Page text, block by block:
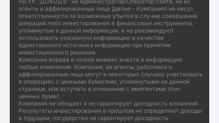
агенты и аффилированные лица (далее - Компания) не несут
ответственности за возможные убытки в случае совершения
операций либо инвестирования в финансовые инструменты,
упомянутые в данной информации, и не рекомендуют
использовать указанную информацию в качестве
единственного источника информации при принятии
инвестиционного решения.
Компания вправе в любой момент внести в информацию
любые изменения. Компания, ее агенты, работники и
аффилированные лица могут в некоторых случаях участвовать
в операциях с ценными бумагами, упомянутыми на данной
странице, или вступать в отношения с эмитентами этих
ценных бумаг.
Компания не обещает и не гарантирует доходность вложений.
Результаты инвестирования в прошлом не определяют доходы
в будущем, государство не гарантирует доходность